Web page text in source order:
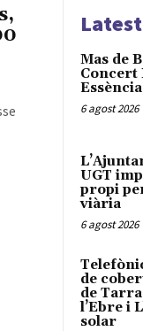
Mas de
Concert
6 agost 2026
UGT
propi
viària
6 agost 2026
de
de
l’Ebre i
solar